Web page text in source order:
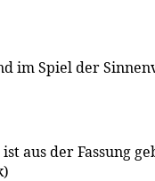
im Spiel der
aus der Fassung